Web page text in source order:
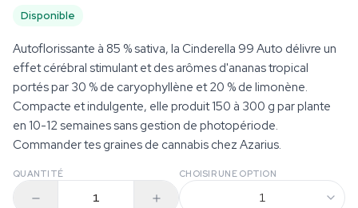
Disponible
Autoflorissante à 85 % sativa, la Cinderella 99 Auto délivre un
effet cérébral stimulant et des arômes d'ananas tropical
portés par 30 % de caryophyllène et 20 % de limonène.
Compacte et indulgente, elle produit 150 à 300 g par plante
en 10-12 semaines sans gestion de photopériode.
Commander tes graines de cannabis chez Azarius.
QUANTITÉ CHOISIR UNE OPTION
1